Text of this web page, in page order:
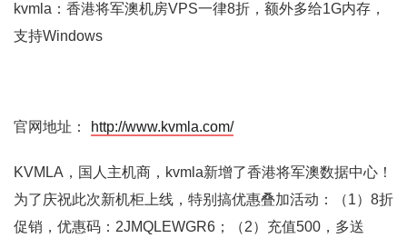
kvmla：香港将军澳机房VPS一律8折，额外多给1G内存，
支持Windows
官网地址： http://www.kvmla.com/
KVMLA ，国人主机商，kvmla新增了香港将军澳数据中心！
为了庆祝此次新机柜上线，特别搞优惠叠加活动：（1）8折
促销，优惠码：2JMQLEWGR6；（2）充值500，多送